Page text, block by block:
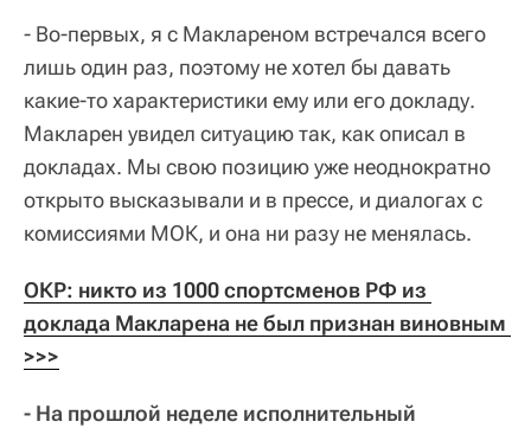
- Во-первых, я с Маклареном встречался всего
лишь один раз, поэтому не хотел бы давать
какие-то характеристики ему или его докладу.
Макларен увидел ситуацию так, как описал в
докладах. Мы свою позицию уже неоднократно
открыто высказывали и в прессе, и диалогах с
комиссиями МОК, и она ни разу не менялась.
ОКР: никто из 1000 спортсменов РФ из
доклада Макларена не был признан виновным
>>>
- На прошлой неделе исполнительный